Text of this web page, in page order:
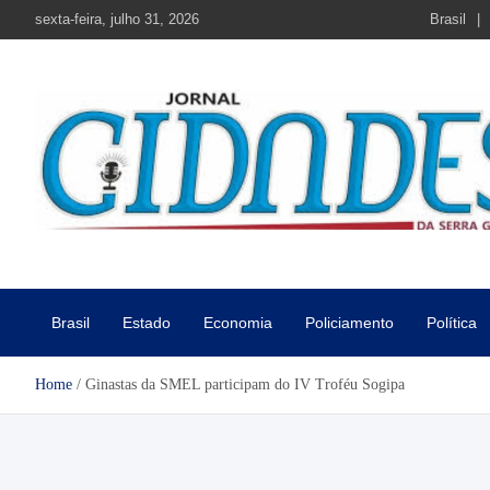
sexta-feira, julho 31, 2026 Brasil
Brasil Estado Economia Policiamento Política
Home Ginastas da SMEL participam do IV Troféu Sogipa